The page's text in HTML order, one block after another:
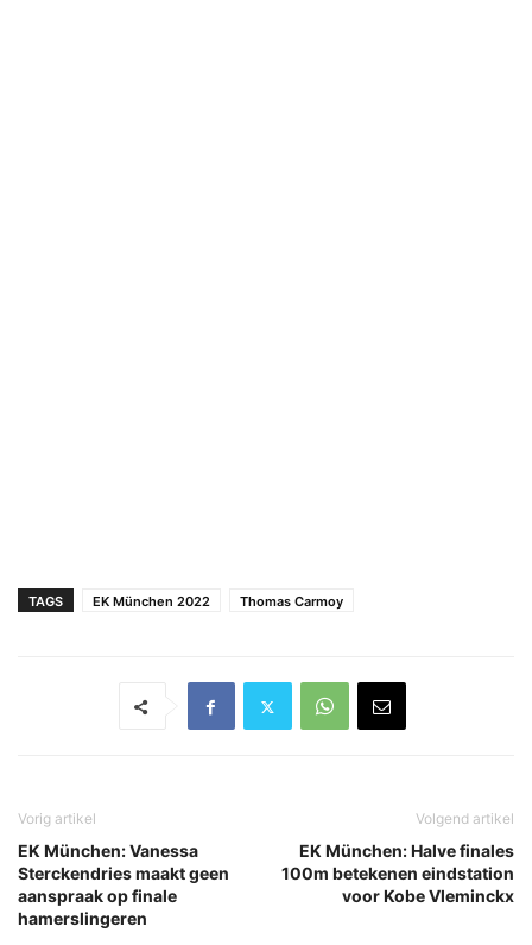
TAGS EK München 2022 Thomas Carmoy
Vorig artikel
EK München: Vanessa
Sterckendries maakt geen
aanspraak op finale
hamerslingeren
Volgend artikel
EK München: Halve finales
100m betekenen eindstation
voor Kobe Vleminckx